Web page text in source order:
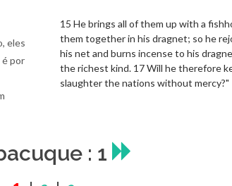
eles
é por
15 He brings all of them up with a
them together in his dragnet; so he
his net and burns incense to his
the richest kind. 17 Will he therefore
slaughter the nations without mercy?"
: 1